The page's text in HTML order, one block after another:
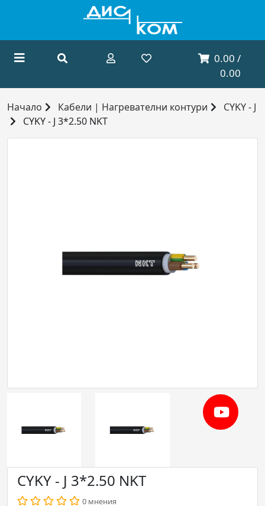
0.00 /
0.00
Начало Кабели | Нагревателни контури
CYKY - J
CYKY - J 3*2.50 NKT
CYKY - J 3*2.50 NKT
0 мнения